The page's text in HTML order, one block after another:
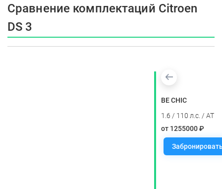
Сравнение комплектаций Citroen
DS 3
BE CHIC
1.6 / 110 л.с. / AT
от 1255000 ₽